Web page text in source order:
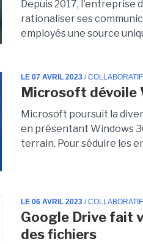
Depuis 2017, l'entreprise
rationaliser ses
employés une source
LE 07 AVRIL 2023 /
Microsoft dévoile
Microsoft poursuit la
en présentant Windows
terrain. Pour séduire les
LE 06 AVRIL 2023 /
Google Drive fait
des fichiers